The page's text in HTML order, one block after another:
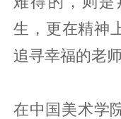
生，更在精神
追寻幸福的老师
在中国美术学